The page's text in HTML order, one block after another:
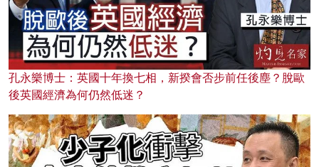
孔永樂博士：英國十年換七相，新揆會否步前任後塵？脫歐
後英國經濟為何仍然低迷？